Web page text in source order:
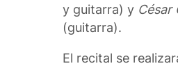
y guitarra) y César
(guitarra).
El recital se